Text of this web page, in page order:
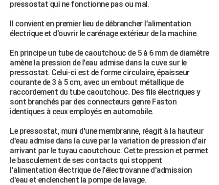
pressostat qui ne fonctionne pas ou mal.
Il convient en premier lieu de débrancher l'alimentation
électrique et d'ouvrir le carénage extérieur de la machine.
En principe un tube de caoutchouc de 5 à 6 mm de diamètre
amène la pression de l'eau admise dans la cuve sur le
pressostat. Celui-ci est de forme circulaire, épaisseur
courante de 3 à 5 cm, avec un embout métallique de
raccordement du tube caoutchouc. Des fils électriques y
sont branchés par des connecteurs genre Faston
identiques à ceux employés en automobile.
Le pressostat, muni d'une membranne, réagit à la hauteur
d'eau admise dans la cuve par la variation de pression d'air
arrivant par le tuyau caoutchouc. Cette pression et permet
le basculement de ses contacts qui stoppent
l'alimentation électrique de l'électrovanne d'admission
d'eau et enclenchent la pompe de lavage.